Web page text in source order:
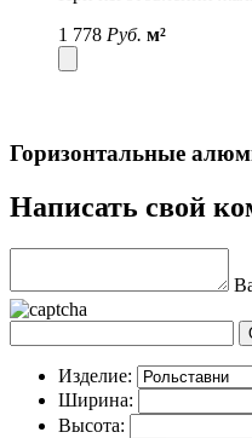
1 778 Руб. м²
Горизонтальные
Написать свой
Изделие:
Ширина:
Высота: